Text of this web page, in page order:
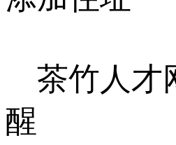
茶竹人才
醒